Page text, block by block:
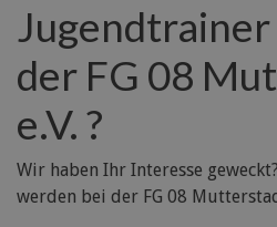
der FG 08
e.V. ?
Wir haben Ihr Interesse
werden bei der FG 08